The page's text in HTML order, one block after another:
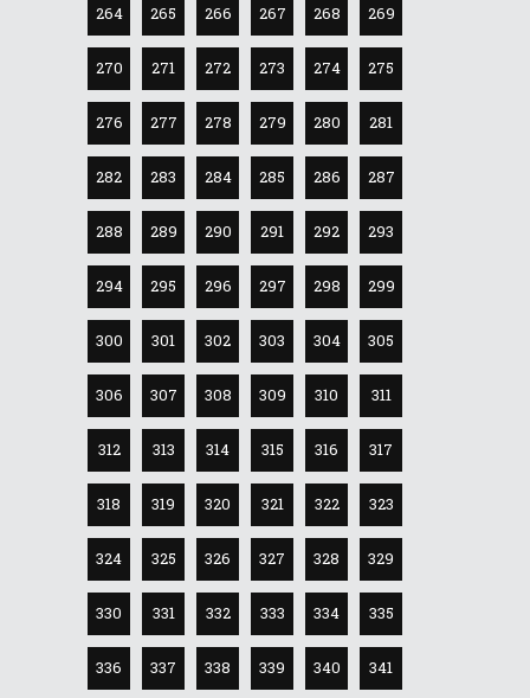
264 265 266 267 268 269
270 271 272 273 274 275
276 277 278 279 280 281
282 283 284 285 286 287
288 289 290 291 292 293
294 295 296 297 298 299
300 301 302 303 304 305
306 307 308 309 310 311
312 313 314 315 316 317
318 319 320 321 322 323
324 325 326 327 328 329
330 331 332 333 334 335
336 337 338 339 340 341